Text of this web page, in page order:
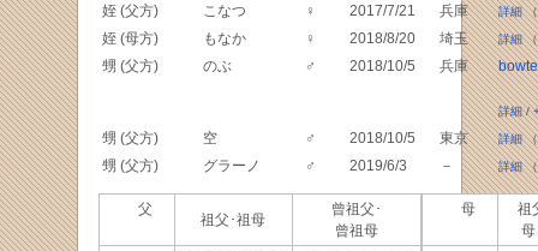
姪 (父方) こなつ ♀ 2017/7/21 兵庫 詳細（
姪 (母方) もなか ♀ 2018/8/20 埼玉 詳細（
甥 (父方) のぶ ♂ 2018/10/5 兵庫
詳細/
甥 (父方) 空 ♂ 2018/10/5 東京 詳細（
甥 (父方) グラーノ ♂ 2019/6/3 － 詳細（
父
祖父･祖母
曾祖父･
曾祖母
母
祖